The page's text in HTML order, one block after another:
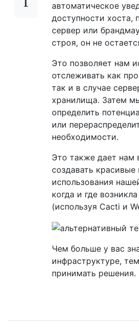
автоматическое
доступности хоста,
сервер или
строя, он не
Это позволяет нам
отслеживать как
так и в случае
хранилища. Затем
определить
или
необходимости.
Это также дает нам
создавать красивые
использования
когда и где
(используя Cacti и
Чем больше у вас
инфраструктуре,
принимать решения.